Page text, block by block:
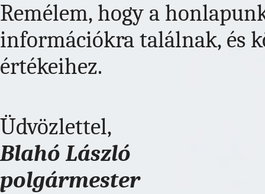
Remélem, hogy a
információkra találnak, és
értékeihez.
Üdvözlettel,
Blahó László
polgármester